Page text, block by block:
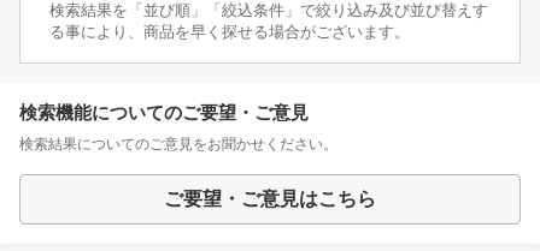
検索結果を「並び順」「絞込条件」で絞り込み及び並び替えす
る事により、商品を早く探せる場合がございます。
検索機能についてのご要望・ご意見
検索結果についてのご意見をお聞かせください。
ご要望・ご意見はこちら